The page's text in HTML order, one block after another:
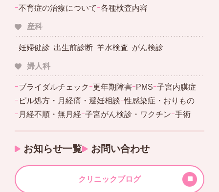
ｰ不育症の治療についてｰ各種検査内容
産科
ｰ妊婦健診ｰ出生前診断ｰ羊水検査ｰがん検診
婦人科
ｰブライダルチェック ｰ更年期障害ｰPMSｰ子宮内膜症
ｰ ピル処方・月経痛・避妊相談ｰ性感染症・おりもの
ｰ 月経不順・無月経ｰ子宮がん検診・ワクチンｰ手術
お知らせ一覧 お問い合わせ
クリニックブログ